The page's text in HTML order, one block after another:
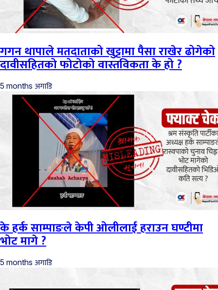
गगन थापाले मतदाताको खुट्टामा पैसा राखेर ढोगेको
दावीसहितको फोटोको वास्तविकता के हो ?
5 months अगाडि
के हर्क साम्पाङले केपी ओलीलाई हराउन घण्टीमा
भोट मागे ?
5 months अगाडि